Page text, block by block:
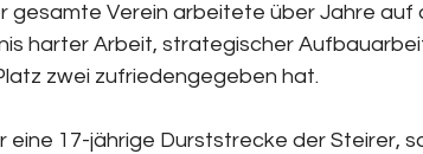
gesamte Verein arbeitete über Jahre auf
harter Arbeit, strategischer
zwei zufriedengegeben hat.
eine 17-jährige Durststrecke der Steirer,